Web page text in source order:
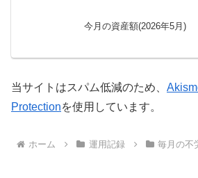
今月の資産額(2026年5月)
当サイトはスパム低減のため、
Protectionを使用しています。
ホーム 運用記録 毎月の不